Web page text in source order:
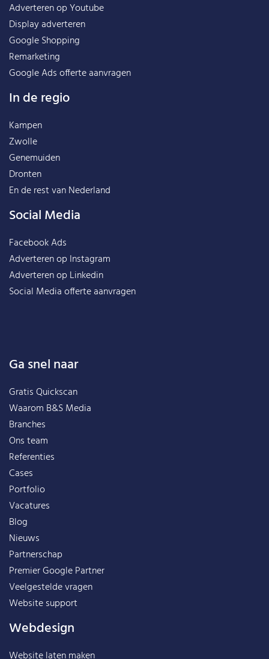
Adverteren op Youtube
Display adverteren
Google Shopping
Remarketing
Google Ads offerte aanvragen
In de regio
Kampen
Zwolle
Genemuiden
Dronten
En de rest vanNederland
Social Media
Facebook Ads
Adverteren op Instagram
Adverteren op Linkedin
Social Media offerte aanvragen
Ga snel naar
Gratis Quickscan
Waarom B&S Media
Branches
Ons team
Referenties
Cases
Portfolio
Vacatures
Blog
Nieuws
Partnerschap
Premier Google Partner
Veelgestelde vragen
Website support
Webdesign